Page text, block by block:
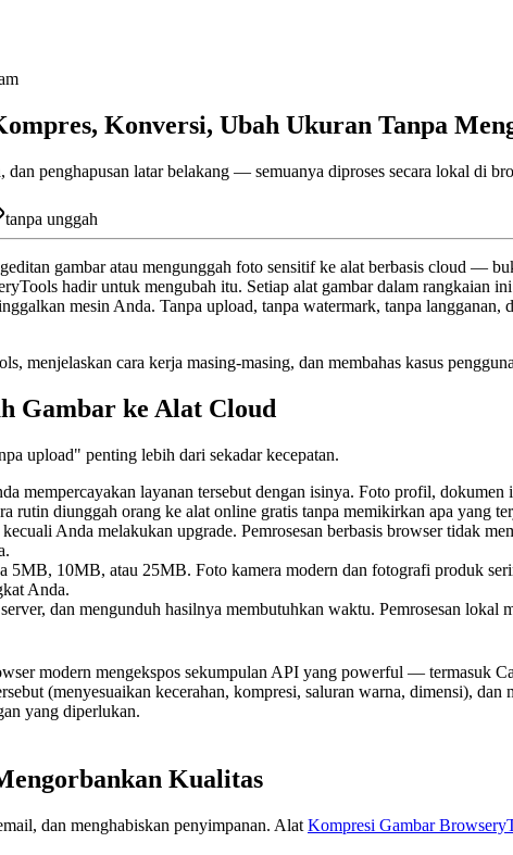
Konversi, Ubah Ukuran Tanpa
penghapusan latar belakang — semuanya diproses secara lokal di
tanpa unggah
gambar atau mengunggah foto sensitif ke alat berbasis cloud —
hadir untuk mengubah itu. Setiap alat gambar dalam rangkaian
mesin Anda. Tanpa upload, tanpa watermark, tanpa
menjelaskan cara kerja masing-masing, dan membahas kasus
Gambar ke Alat Cloud
upload" penting lebih dari sekadar kecepatan.
mempercayakan layanan tersebut dengan isinya. Foto profil,
rutin diunggah orang ke alat online gratis tanpa memikirkan apa yang
Anda melakukan upgrade. Pemrosesan berbasis browser tidak
5MB, 10MB, atau 25MB. Foto kamera modern dan fotografi produk
Anda.
dan mengunduh hasilnya membutuhkan waktu. Pemrosesan
modern mengekspos sekumpulan API yang powerful — termasuk
(menyesuaikan kecerahan, kompresi, saluran warna, dimensi),
yang diperlukan.
Kualitas
dan menghabiskan penyimpanan. Alat Kompresi Gambar